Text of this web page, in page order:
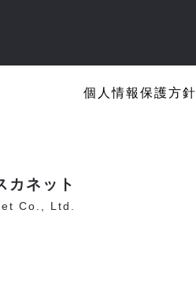
個人情報保護方針
カネット
Co., Ltd.